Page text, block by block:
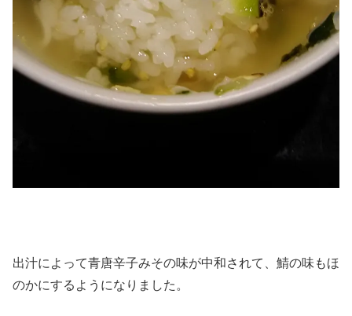
出汁によって青唐辛子みその味が中和されて、鯖の味もほ
のかにするようになりました。